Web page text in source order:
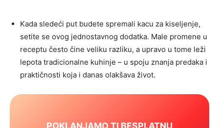
Kada sledeći put budete spremali kacu za kiseljenje,
setite se ovog jednostavnog dodatka. Male promene u
receptu često čine veliku razliku, a upravo u tome leži
lepota tradicionalne kuhinje – u spoju znanja predaka i
praktičnosti koja i danas olakšava život.